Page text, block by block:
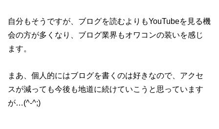
自分もそうですが、ブログを読むよりもYouTubeを見る機
会の方が多くなり、ブログ業界もオワコンの装いを感じ
ます。
まあ、個人的にはブログを書くのは好きなので、アクセ
スが減っても今後も地道に続けていこうと思っています
が…(^-^;)